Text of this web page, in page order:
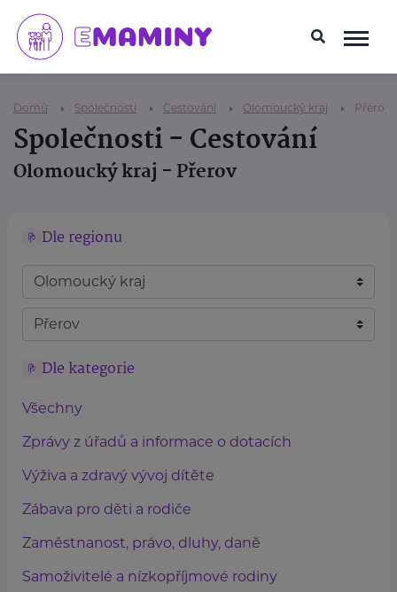
Domů Společnosti Cestování Olomoucký kraj Přerov
Společnosti - Cestování
Olomoucký kraj - Přerov
Dle regionu
Dle kategorie
Všechny
Zprávy z úřadů a informace o dotacích
Výživa a zdravý vývoj dítěte
Zábava pro děti a rodiče
Zaměstnanost, právo, dluhy, daně
Samoživitelé a nízkopříjmové rodiny